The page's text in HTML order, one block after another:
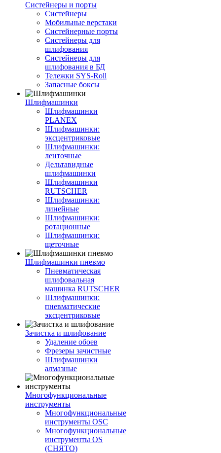
Систейнеры и порты
Систейнеры
Мобильные верстаки
Систейнерные порты
Систейнеры для
шлифования
Систейнеры для
шлифования в БД
Тележки SYS-Roll
Запасные боксы
Шлифмашинки
Шлифмашинки
PLANEX
Шлифмашинки:
эксцентриковые
Шлифмашинки:
ленточные
Дельтавидные
шлифмашинки
Шлифмашинки
RUTSCHER
Шлифмашинки:
линейные
Шлифмашинки:
ротационные
Шлифмашинки:
щеточные
Шлифмашинки пневмо
Пневматическая
шлифовальная
машинка RUTSCHER
Шлифмашинки:
пневматические
эксцентриковые
Зачистка и шлифование
Удаление обоев
Фрезеры зачистные
Шлифмашинки
алмазные
Многофункциональные
инструменты
Многофункциональные
инструменты OSC
Многофункциональные
инструменты OS
(СНЯТО)